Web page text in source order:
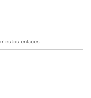
estos enlaces